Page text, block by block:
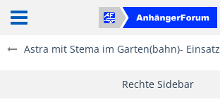
Astra mit Stema im Garten(bahn)- Einsatz